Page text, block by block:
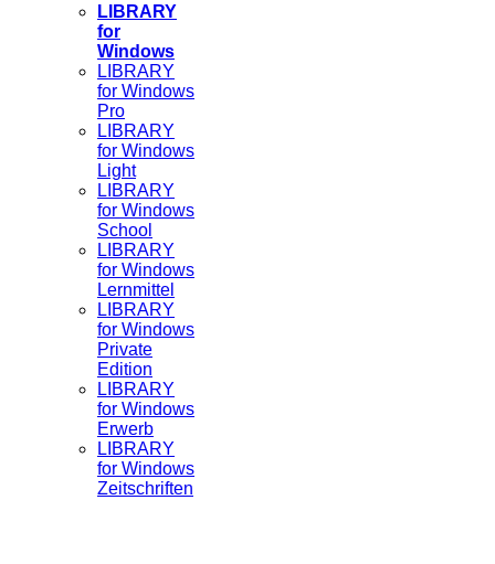
LIBRARY
for
Windows
LIBRARY
for Windows
Pro
LIBRARY
for Windows
Light
LIBRARY
for Windows
School
LIBRARY
for Windows
Lernmittel
LIBRARY
for Windows
Private
Edition
LIBRARY
for Windows
Erwerb
LIBRARY
for Windows
Zeitschriften